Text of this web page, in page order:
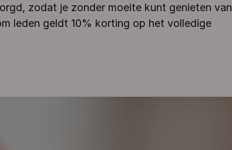
zodat je zonder moeite kunt genieten van
leden geldt 10% korting op het volledige